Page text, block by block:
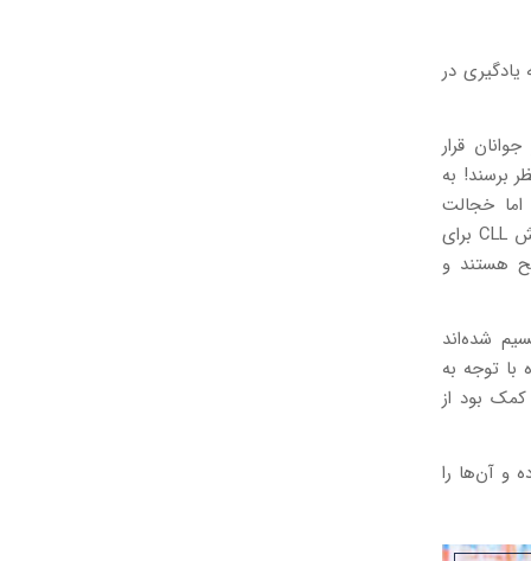
در
قرار
برسند! به
اما خجالت
می‌کشند سر کلاس حاضر شوند زیرا می‌ترسند خدای نکرده مورد تمسخر قرار گیرند. روش CLL برای
هستند و
شده‌اند
توجه به
کمک بود از
و آن‌ها را